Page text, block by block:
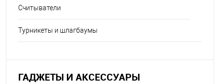
Считыватели
Турникеты и шлагбаумы
ГАДЖЕТЫ И АКСЕССУАРЫ